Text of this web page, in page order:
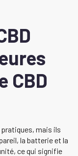
CBD
mais ils
la batterie et la
ce qui signifie